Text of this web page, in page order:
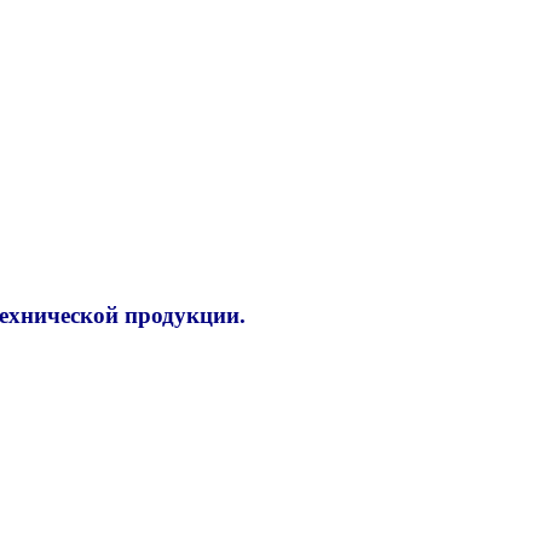
продукции.